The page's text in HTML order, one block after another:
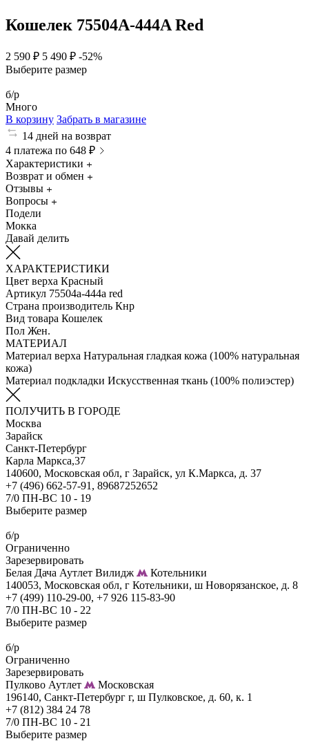
Кошелек 75504A-444A Red
2 590 ₽ 5 490 ₽ -52%
Выберите размер
б/р
Много
В корзину Забрать в магазине
14 дней на возврат
4 платежа по 648 ₽
Характеристики
Возврат и обмен
Отзывы
Вопросы
Подели
Мокка
Давай делить
ХАРАКТЕРИСТИКИ
Цвет верха Красный
Артикул 75504a-444a red
Страна производитель Кнр
Вид товара Кошелек
Пол Жен.
МАТЕРИАЛ
Материал верха Натуральная гладкая кожа (100% натуральная
кожа)
Материал подкладки Искуcственная ткань (100% полиэстер)
ПОЛУЧИТЬ В ГОРОДЕ
Москва
Зарайск
Санкт-Петербург
Карла Маркса,37
140600, Московская обл, г Зарайск, ул К.Маркса, д. 37
+7 (496) 662-57-91, 89687252652
7/0 ПН-ВС 10 - 19
Выберите размер
б/р
Ограниченно
Зарезервировать
Белая Дача Аутлет Вилидж
Котельники
140053, Московская обл, г Котельники, ш Новорязанское, д. 8
+7 (499) 110-29-00, +7 926 115-83-90
7/0 ПН-ВС 10 - 22
Выберите размер
б/р
Ограниченно
Зарезервировать
Пулково Аутлет
Московская
196140, Санкт-Петербург г, ш Пулковское, д. 60, к. 1
+7 (812) 384 24 78
7/0 ПН-ВС 10 - 21
Выберите размер